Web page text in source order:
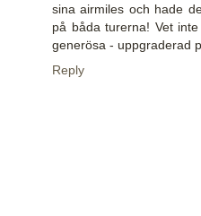
sina airmiles och hade
på båda turerna! Vet
generösa - uppgraderad
Reply